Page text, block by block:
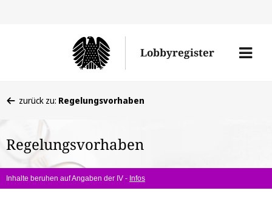
Lobbyregister
Menü
befinden
hier:
zurück zu: Regelungsvorhaben
Regelungsvorhaben
Inhalte beruhen auf Angaben der IV - Infos